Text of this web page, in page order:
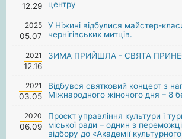
12.29
центру
2025
05.07
У Ніжині відбулися майстер-
чернігівських митців.
2021
12.16
ЗИМА ПРИЙШЛА - СВЯТА
2021
03.05
Відбувся святковий концерт з
Міжнародного жіночого дня – 8
2020
06.09
Проєкт управління культури і
міської ради – однин з
відбору до «Академії